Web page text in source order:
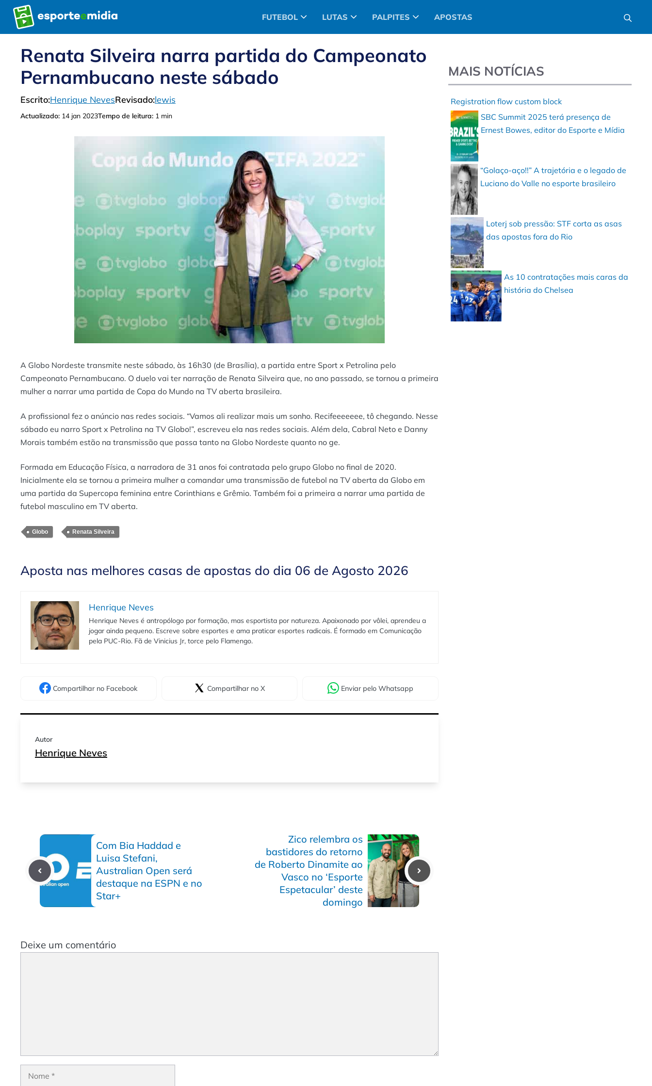
Pular
para
o
FUTEBOL LUTAS PALPITES APOSTAS
Renata Silveira narra partida do Campeonato
Pernambucano neste sábado
Escrito:Henrique NevesRevisado:lewis
Actualizado: 14 jan 2023Tempo de leitura: 1 min
A Globo Nordeste transmite neste sábado, às 16h30 (de Brasília), a partida entre Sport x Petrolina pelo
Campeonato Pernambucano. O duelo vai ter narração de Renata Silveira que, no ano passado, se tornou a primeira
mulher a narrar uma partida de Copa do Mundo na TV aberta brasileira.
A profissional fez o anúncio nas redes sociais. “Vamos ali realizar mais um sonho. Recifeeeeeee, tô chegando. Nesse
sábado eu narro Sport x Petrolina na TV Globo!”, escreveu ela nas redes sociais. Além dela, Cabral Neto e Danny
Morais também estão na transmissão que passa tanto na Globo Nordeste quanto no ge.
Formada em Educação Física, a narradora de 31 anos foi contratada pelo grupo Globo no final de 2020.
Inicialmente ela se tornou a primeira mulher a comandar uma transmissão de futebol na TV aberta da Globo em
uma partida da Supercopa feminina entre Corinthians e Grêmio. Também foi a primeira a narrar uma partida de
futebol masculino em TV aberta.
Globo Renata Silveira
Aposta nas melhores casas de apostas do dia 06 de Agosto 2026
Henrique Neves
Henrique Neves é antropólogo por formação, mas esportista por natureza. Apaixonado por vôlei, aprendeu a
jogar ainda pequeno. Escreve sobre esportes e ama praticar esportes radicais. É formado em Comunicação
pela PUC-Rio. Fã de Vinicius Jr, torce pelo Flamengo.
Compartilhar no Facebook Compartilhar no X Enviar pelo Whatsapp
Autor
Henrique Neves
Com Bia Haddad e
Luisa Stefani,
Australian Open será
destaque na ESPN e no
Star+
Zico relembra os
bastidores do retorno
de Roberto Dinamite ao
Vasco no ‘Esporte
Espetacular’ deste
domingo
Deixe um comentário
Nome
MAIS NOTÍCIAS
Registration flow custom block
SBC Summit 2025 terá presença de
Ernest Bowes, editor do Esporte e Mídia
“Golaço-aço!!” A trajetória e o legado de
Luciano do Valle no esporte brasileiro
Loterj sob pressão: STF corta as asas
das apostas fora do Rio
As 10 contratações mais caras da
história do Chelsea